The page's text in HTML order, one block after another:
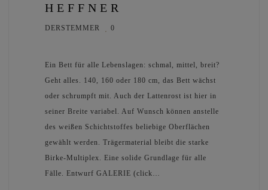
HEFFNER
DERSTEMMER 0
Ein Bett für alle Lebenslagen: schmal, mittel, breit?
Geht alles. 140, 160 oder 180 cm, das Bett wächst
oder schrumpft mit. Auch der Lattenrost ist hier in
seiner Breite variabel. Auf Wunsch können anstelle
des weißen Schichtstoffes beliebige Oberflächen
gewählt werden. Trägermaterial bleibt die starke
Birke-Multiplex. Eine solide Grundlage für alle
Fälle. Entwurf GALERIE (click…